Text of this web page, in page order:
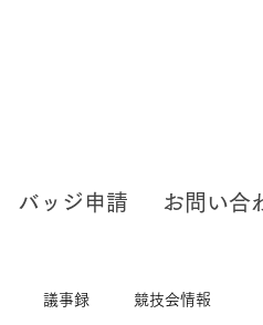
バッジ申請 お問い合
議事録 競技会情報